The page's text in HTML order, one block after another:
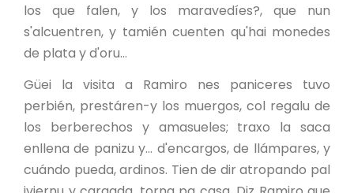
los que falen, y los maravedíes?, que nun
s'alcuentren, y tamién cuenten qu'hai monedes
de plata y d'oru...
Güei la visita a Ramiro nes paniceres tuvo
perbién, prestáren-y los muergos, col regalu de
los berberechos y amasueles; traxo la saca
enllena de panizu y... d'encargos, de llámpares, y
cuándo pueda, ardinos. Tien de dir atropando pal